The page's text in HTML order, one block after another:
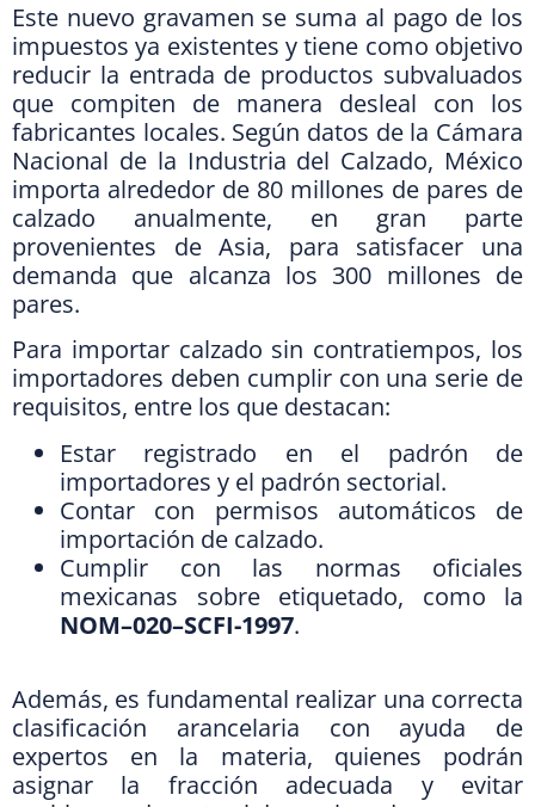
Este nuevo gravamen se suma al pago de los
impuestos ya existentes y tiene como objetivo
reducir la entrada de productos subvaluados
que compiten de manera desleal con los
fabricantes locales. Según datos de la Cámara
Nacional de la Industria del Calzado, México
importa alrededor de 80 millones de pares de
calzado anualmente, en gran parte
provenientes de Asia, para satisfacer una
demanda que alcanza los 300 millones de
pares.
Para importar calzado sin contratiempos, los
importadores deben cumplir con una serie de
requisitos, entre los que destacan:
Estar registrado en el padrón de
importadores y el padrón sectorial.
Contar con permisos automáticos de
importación de calzado.
Cumplir con las normas oficiales
mexicanas sobre etiquetado, como la
NOM–020–SCFI-1997.
Además, es fundamental realizar una correcta
clasificación arancelaria con ayuda de
expertos en la materia, quienes podrán
asignar la fracción adecuada y evitar